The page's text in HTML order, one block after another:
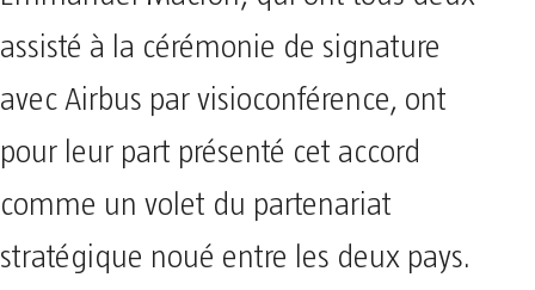
assisté à la cérémonie de signature
avec Airbus par visioconférence, ont
pour leur part présenté cet accord
comme un volet du partenariat
stratégique noué entre les deux pays.